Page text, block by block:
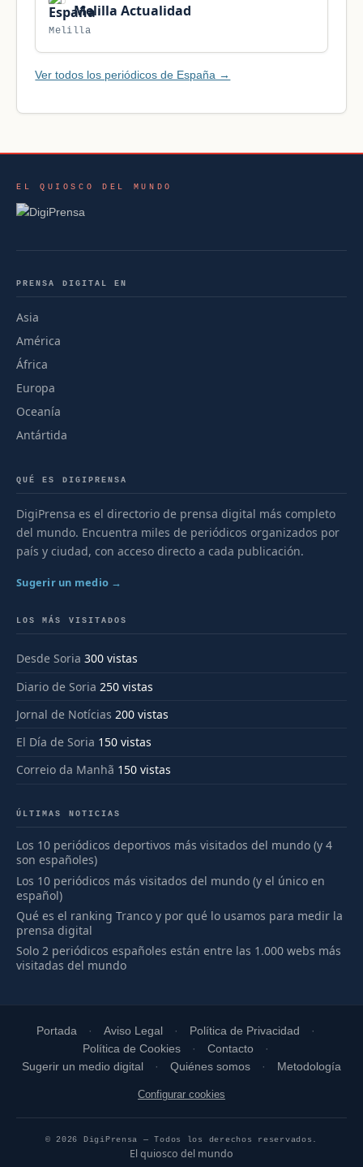
Melilla Actualidad
Melilla
Ver todos los periódicos de España →
EL QUIOSCO DEL MUNDO
PRENSA DIGITAL EN
Asia
América
África
Europa
Oceanía
Antártida
QUÉ ES DIGIPRENSA
DigiPrensa es el directorio de prensa digital más completo
del mundo. Encuentra miles de periódicos organizados por
país y ciudad, con acceso directo a cada publicación.
Sugerir un medio →
LOS MÁS VISITADOS
Desde Soria 300 vistas
Diario de Soria 250 vistas
Jornal de Notícias 200 vistas
El Día de Soria 150 vistas
Correio da Manhã 150 vistas
ÚLTIMAS NOTICIAS
Los 10 periódicos deportivos más visitados del mundo (y 4
son españoles)
Los 10 periódicos más visitados del mundo (y el único en
español)
Qué es el ranking Tranco y por qué lo usamos para medir la
prensa digital
Solo 2 periódicos españoles están entre las 1.000 webs más
visitadas del mundo
Portada Aviso Legal
Política de Privacidad
Política de Cookies
Contacto
Sugerir un medio digital
Quiénes somos Metodología
Configurar cookies
© 2026 DigiPrensa — Todos los derechos reservados.
El quiosco del mundo